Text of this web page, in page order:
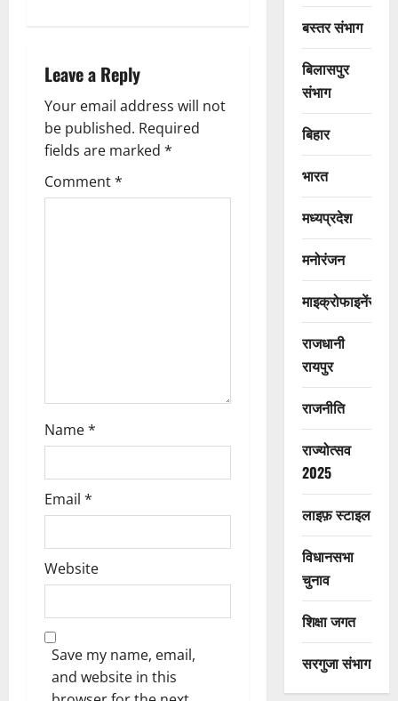
v
i
g
a
Leave a Reply
Your email address will not
be published. Required
fields are marked *
Comment*
Name*
Email *
Website
Save my name, email,
and website in this
बस्तर संभाग
बिलासपुर
संभाग
बिहार
भारत
मध्यप्रदेश
मनोरंजन
माइक्रोफाइनेंस
राजधानी
रायपुर
राजनीति
राज्योत्सव
2025
लाइफ़ स्टाइल
विधानसभा
चुनाव
शिक्षा जगत
सरगुजा संभाग